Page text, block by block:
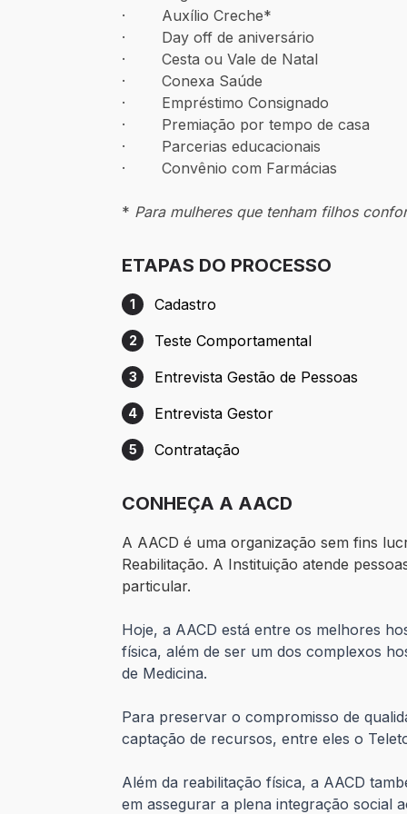
· Auxílio Creche*
· Day off de aniversário
· Cesta ou Vale de Natal
· Conexa Saúde
· Empréstimo Consignado
· Premiação por tempo de casa
· Parcerias educacionais
· Convênio com Farmácias
* Para mulheres que tenham filhos
ETAPAS DO PROCESSO
Etapa 1: Cadastro
1 Cadastro
Etapa 2: Teste Comportamental
2 Teste Comportamental
Etapa 3: Entrevista Gestão de Pessoas
3 Entrevista Gestão de Pessoas
Etapa 4: Entrevista Gestor
4 Entrevista Gestor
Etapa 5: Contratação
5 Contratação
CONHEÇA A AACD
A AACD é uma organização sem fins
Reabilitação. A Instituição atende
particular.
Hoje, a AACD está entre os melhores
física, além de ser um dos complexos
de Medicina.
Para preservar o compromisso de
captação de recursos, entre eles o
Além da reabilitação física, a AACD
em assegurar a plena integração social